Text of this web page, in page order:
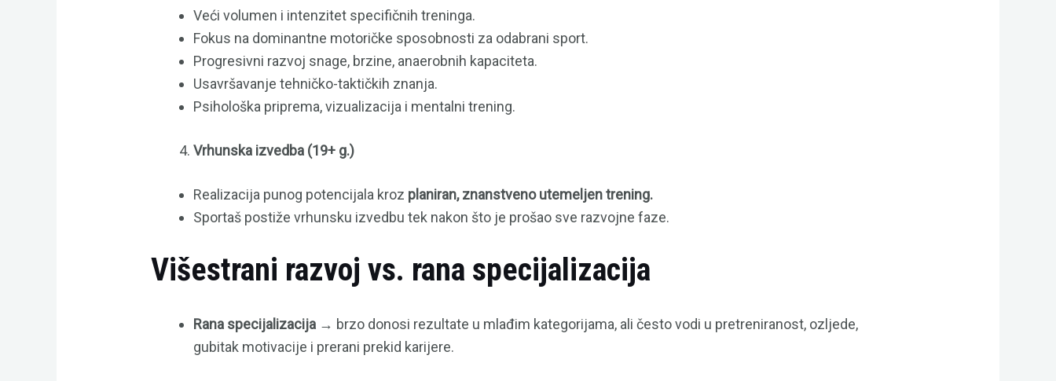
Veći volumen i intenzitet specifičnih treninga.
Fokus na dominantne motoričke sposobnosti za odabrani sport.
Progresivni razvoj snage, brzine, anaerobnih kapaciteta.
Usavršavanje tehničko-taktičkih znanja.
Psihološka priprema, vizualizacija i mentalni trening.
Vrhunska izvedba (19+ g.)
Realizacija punog potencijala kroz planiran, znanstveno utemeljen trening.
Sportaš postiže vrhunsku izvedbu tek nakon što je prošao sve razvojne faze.
Višestrani razvoj vs. rana specijalizacija
Rana specijalizacija → brzo donosi rezultate u mlađim kategorijama, ali često vodi u pretreniranost, ozljede,
gubitak motivacije i prerani prekid karijere.